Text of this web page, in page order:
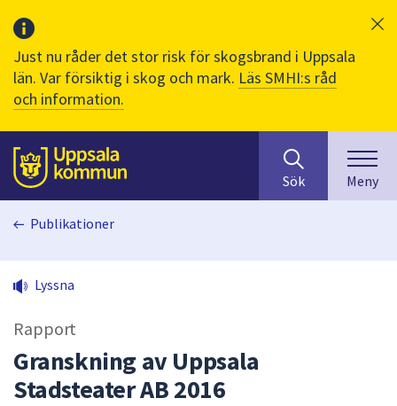
Just nu råder det stor risk för skogsbrand i Uppsala
län. Var försiktig i skog och mark. Läs SMHI:s råd
och information.
Till sidans
huvudinnehåll
efter
innehåll
på
Sök Meny
Publikationer
Lyssna
Rapport
Granskning av Uppsala
Stadsteater AB 2016